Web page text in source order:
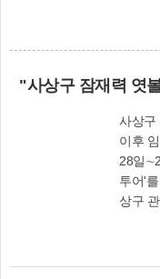
권 신
대전화
다. 상
인복지
인할
"사상구 잠재력 엿
사상구 신규
이후
28일
투어'를 실시했다.
상구